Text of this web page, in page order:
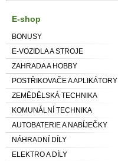
E-shop
BONUSY
E-VOZIDLA A STROJE
ZAHRADA A HOBBY
POSTŘIKOVAČE A APLIKÁTORY
ZEMĚDĚLSKÁ TECHNIKA
KOMUNÁLNÍ TECHNIKA
AUTOBATERIE A NABÍJEČKY
NÁHRADNÍ DÍLY
ELEKTRO A DÍLY